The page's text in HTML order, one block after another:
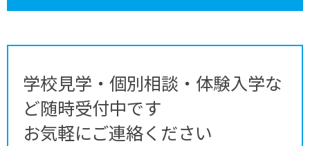
学校見学・個別相談・体験入学な
ど随時受付中です
お気軽にご連絡ください